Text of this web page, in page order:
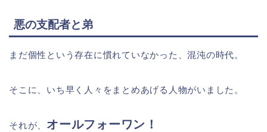
悪の支配者と弟
まだ個性という存在に慣れていなかった、混沌の時代。
そこに、いち早く人々をまとめあげる人物がいました。
それが、 オールフォーワン！